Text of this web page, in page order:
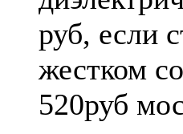
руб, если
жестком
520руб